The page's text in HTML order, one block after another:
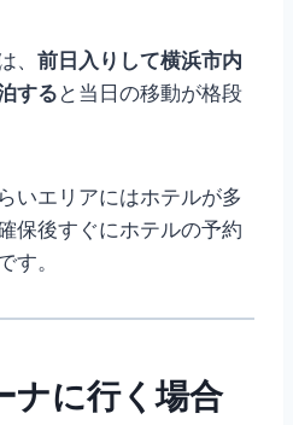
、 前日入りして横浜市内
すると当日の移動が格段
いエリアにはホテルが多
保後すぐにホテルの予約
す。
ナに行く場合